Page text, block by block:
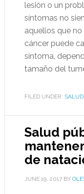
lesión o un
síntomas no
aquellos que
cáncer puede
síntoma,
tamaño del
FILED UNDER:
Salud
de
JUNE 19, 2017BY